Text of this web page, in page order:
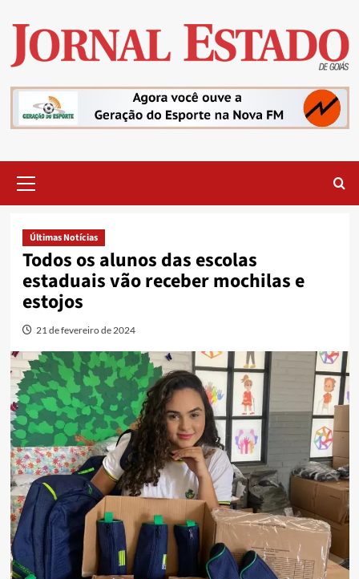
content
Menu
Últimas Notícias
Todos os alunos das escolas
estaduais vão receber mochilas e
estojos
21 de fevereiro de 2024